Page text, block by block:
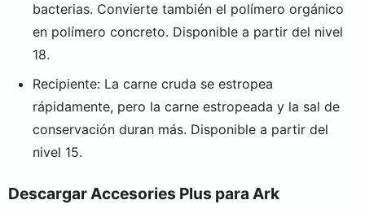
bacterias. Convierte también el polímero orgánico
en polímero concreto. Disponible a partir del nivel
18.
Recipiente: La carne cruda se estropea
rápidamente, pero la carne estropeada y la sal de
conservación duran más. Disponible a partir del
nivel 15.
Descargar Accesories Plus para Ark